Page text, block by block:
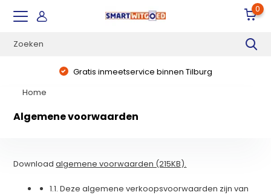
0
Direct uit voorraad leverbaar
Home
Algemene voorwaarden
Downloadalgemene voorwaarden (215KB).
1.1. Deze algemene verkoopsvoorwaarden zijn van